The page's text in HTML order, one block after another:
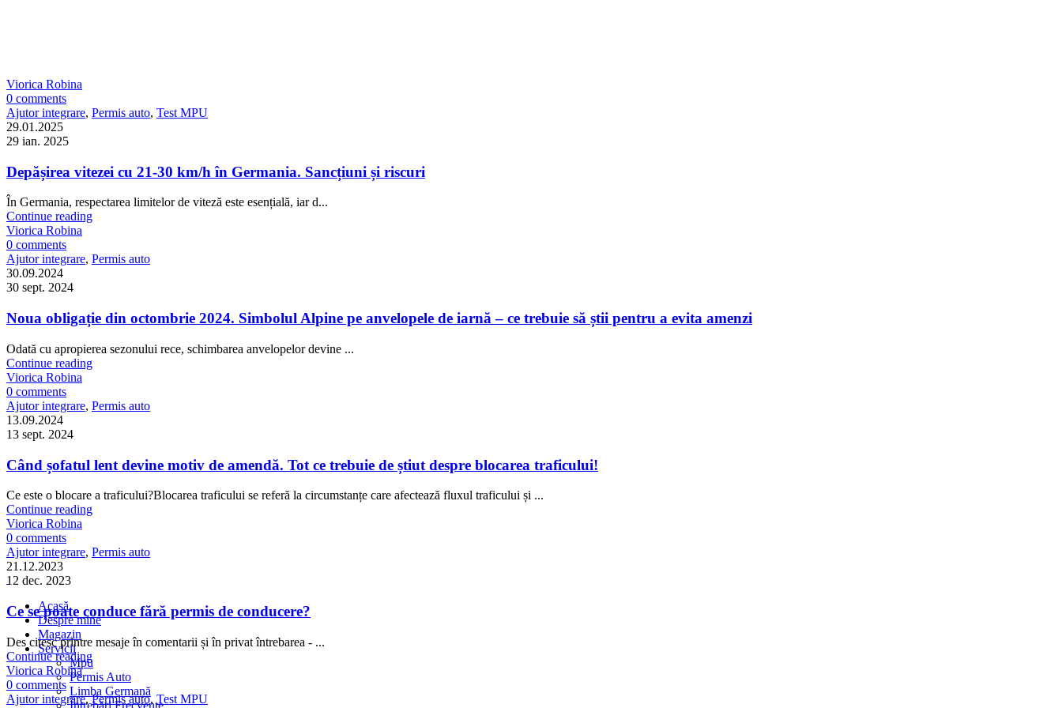
Acasă
Despre mine
Magazin
Servicii
Mpu
Permis Auto
Limba Germană
Întrebări Frecvente
Viorica Robina
0 comments
Ajutor integrare, Permis auto, Test MPU
29.01.2025
29 ian. 2025
Depășirea vitezei cu 21-30 km/h în Germania. Sancțiuni și riscuri
În Germania, respectarea limitelor de viteză este esențială, iar d...
Continue reading
Viorica Robina
0 comments
Ajutor integrare, Permis auto
30.09.2024
30 sept. 2024
Noua obligație din octombrie 2024. Simbolul Alpine pe anvelopele de iarnă – ce trebuie să știi pentru a evita amenzi
Odată cu apropierea sezonului rece, schimbarea anvelopelor devine ...
Continue reading
Viorica Robina
0 comments
Ajutor integrare, Permis auto
13.09.2024
13 sept. 2024
Când șofatul lent devine motiv de amendă. Tot ce trebuie de știut despre blocarea traficului!
Ce este o blocare a traficului?Blocarea traficului se referă la circumstanțe care afectează fluxul traficului și ...
Continue reading
Viorica Robina
0 comments
Ajutor integrare, Permis auto
21.12.2023
12 dec. 2023
Ce se poate conduce fără permis de conducere?
Des citesc printre mesaje în comentarii și în privat întrebarea - ...
Continue reading
Viorica Robina
0 comments
Ajutor integrare,Permis auto,Test MPU